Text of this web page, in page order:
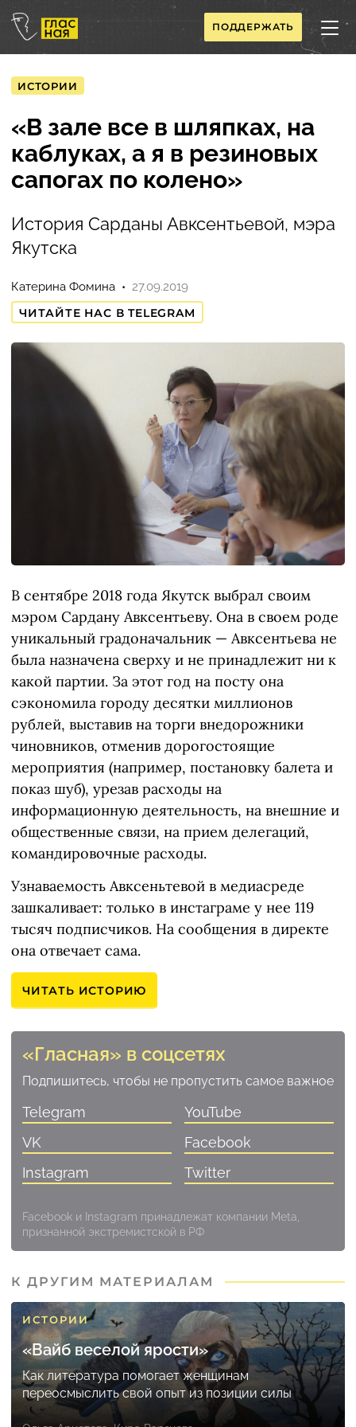
ПОДДЕРЖАТЬ
ИСТОРИИ
«В зале все в шляпках, на
каблуках, а я в резиновых
сапогах по колено»
История Сарданы Авксентьевой, мэра
Якутска
Катерина Фомина
27.09.2019
ЧИТАЙТЕ НАС В TELEGRAM
В сентябре 2018 года Якутск выбрал своим
мэром Сардану Авксентьеву. Она в своем роде
уникальный градоначальник — Авксентьева не
была назначена сверху и не принадлежит ни к
какой партии. За этот год на посту она
сэкономила городу десятки миллионов
рублей, выставив на торги внедорожники
чиновников, отменив дорогостоящие
мероприятия (например, постановку балета и
показ шуб), урезав расходы на
информационную деятельность, на внешние и
общественные связи, на прием делегаций,
командировочные расходы.
Узнаваемость Авксеньтевой в медиасреде
зашкаливает: только в инстаграме у нее 119
тысяч подписчиков. На сообщения в директе
она отвечает сама.
ЧИТАТЬ ИСТОРИЮ
«Гласная» в соцсетях
Подпишитесь, чтобы не пропустить самое важное
Telegram
YouTube
VK
Facebook
Instagram
Twitter
Facebook и Instagram принадлежат компании Meta,
признанной экстремистской в РФ
К ДРУГИМ МАТЕРИАЛАМ
ИСТОРИИ
«Вайб веселой ярости»
Как литература помогает женщинам
переосмыслить свой опыт из позиции силы